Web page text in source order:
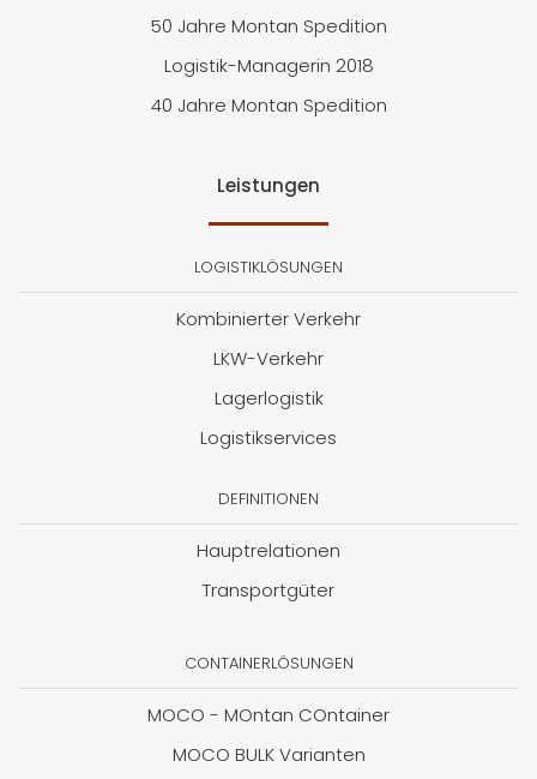
50 Jahre Montan Spedition
Logistik-Managerin 2018
40 Jahre Montan Spedition
Leistungen
LOGISTIKLÖSUNGEN
Kombinierter Verkehr
LKW-Verkehr
Lagerlogistik
Logistikservices
DEFINITIONEN
Hauptrelationen
Transportgüter
CONTAINERLÖSUNGEN
MOCO - MOntan COntainer
MOCO BULK Varianten